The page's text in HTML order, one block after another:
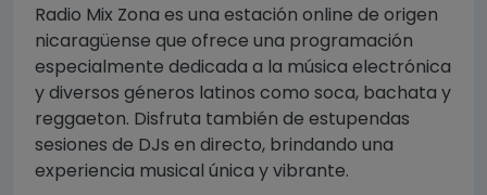
Radio Mix Zona es una estación online de origen
nicaragüense que ofrece una programación
especialmente dedicada a la música electrónica
y diversos géneros latinos como soca, bachata y
reggaeton. Disfruta también de estupendas
sesiones de DJs en directo, brindando una
experiencia musical única y vibrante.